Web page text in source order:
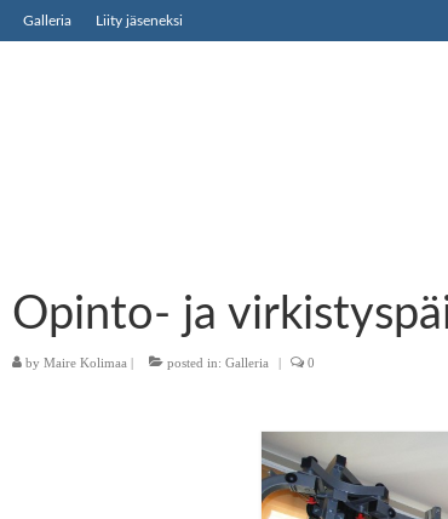
Galleria Liity jäseneksi
Opinto- ja
by Maire Kolimaa | posted in: Galleria | 0